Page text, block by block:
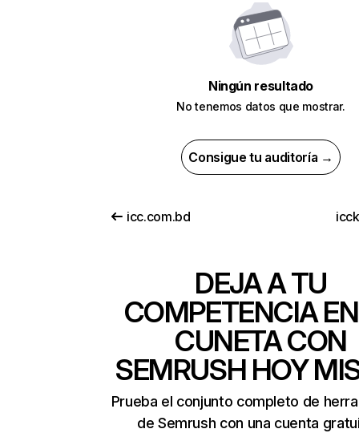
Ningún resultado
No tenemos datos que mostrar.
Consigue tu auditoría →
icc.com.bd
DEJA A TU
COMPETENCIA
CUNETA CON
SEMRUSH HOY
Prueba el conjunto completo de
de Semrush con una cuenta